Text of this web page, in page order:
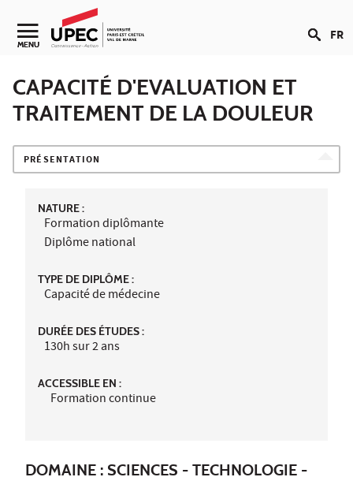
Aller au contenu
Navigation secondaire
MENU FR
CAPACITÉ D'EVALUATION ET
TRAITEMENT DE LA DOULEUR
PRÉSENTATION
NATURE :
Formation diplômante
Diplôme national
TYPE DE DIPLÔME :
Capacité de médecine
DURÉE DES ÉTUDES :
130h sur 2 ans
ACCESSIBLE EN :
Formation continue
DOMAINE : SCIENCES - TECHNOLOGIE -